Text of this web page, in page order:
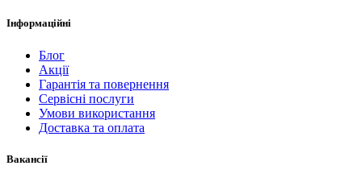
Інформаційні
Блог
Акції
Гарантія та повернення
Сервісні послуги
Умови використання
Доставка та оплата
Вакансії